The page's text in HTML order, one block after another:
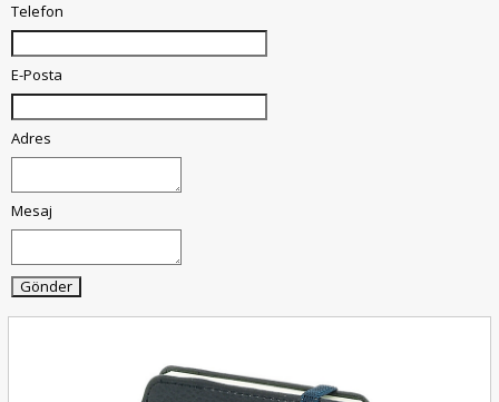
Telefon
E-Posta
Adres
Mesaj